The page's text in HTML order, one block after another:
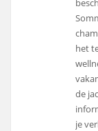
het
de
je